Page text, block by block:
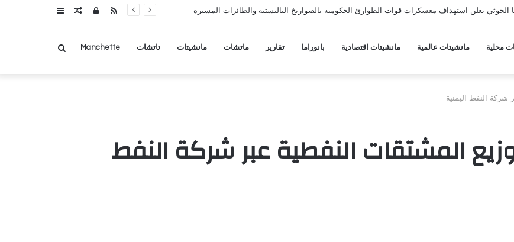
يعلن استهداف معسكرات قوات الطوارئ الحكومية بالصواريخ الباليستية والطائرات المسيرة عمودمقالتسجيلRSS
محلية مانشيتات عالمية مانشيتات اقتصادية بانوراما تقارير ماتشات مانشيتات تاتشات Manchette بحث
النفط اليمنية
المشتقات النفطية عبر شركة النفط